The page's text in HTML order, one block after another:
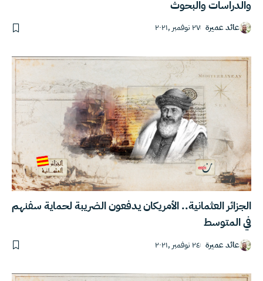
والدراسات والبحوث
عائد عميرة ٢٧ نوفمبر ,٢٠٢١
الجزائر العثمانية.. الأمريكان يدفعون الضريبة لحماية سفنهم
في المتوسط
عائد عميرة ٢٤ نوفمبر ,٢٠٢١